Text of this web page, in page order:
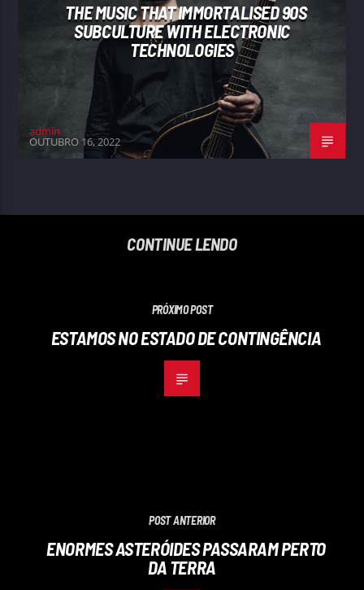
THE MUSIC THAT IMMORTALISED 90S
SUBCULTURE WITH ELECTRONIC
TECHNOLOGIES
admin
OUTUBRO 16, 2022
CONTINUE LENDO
PRÓXIMO POST
ESTAMOS NO ESTADO DE CONTINGÊNCIA
POST ANTERIOR
ENORMES ASTERÓIDES PASSARAM PERTO
DA TERRA